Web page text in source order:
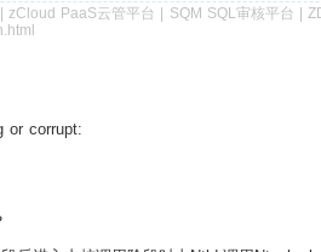
zCloud PaaS云管平台 SQM SQL审核平台 |
or corrupt: